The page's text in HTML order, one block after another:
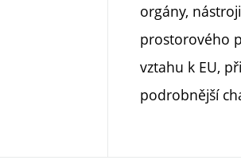
orgány,
prostorového
vztahu k EU,
podrobnější